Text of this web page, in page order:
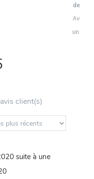
de
Avis
un
client(s)
suite à une